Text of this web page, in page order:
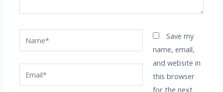
Save my
name, email,
and website in
this browser
for the next